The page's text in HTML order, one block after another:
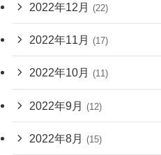
2022年12月 (22)
2022年11月 (17)
2022年10月 (11)
2022年9月 (12)
2022年8月 (15)